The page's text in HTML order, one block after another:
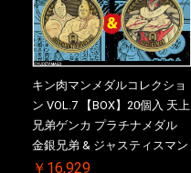
キン肉マンメダルコレクショ
ン VOL.7 【BOX】20個入 天上
兄弟ゲンカ プラチナメダル
金銀兄弟 & ジャスティスマン
2.0 初回シリアルNO.入 ケース
￥16,929